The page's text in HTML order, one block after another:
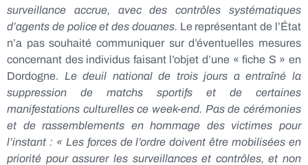
surveillance accrue, avec des contrôles systématiques
d’agents de police et des douanes. Le représentant de l’État
n’a pas souhaité communiquer sur d’éventuelles mesures
concernant des individus faisant l’objet d’une « fiche S » en
Dordogne. Le deuil national de trois jours a entraîné la
suppression de matchs sportifs et de certaines
manifestations culturelles ce week-end. Pas de cérémonies
et de rassemblements en hommage des victimes pour
l’instant : « Les forces de l’ordre doivent être mobilisées en
priorité pour assurer les surveillances et contrôles, et non